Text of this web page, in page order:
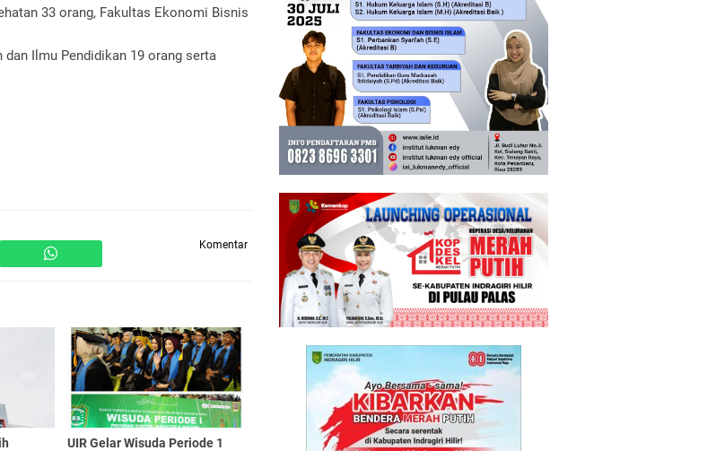
33 orang, Fakultas Ekonomi Bisnis
Ilmu Pendidikan 19 orang serta
Komentar
UIR Gelar Wisuda Periode 1